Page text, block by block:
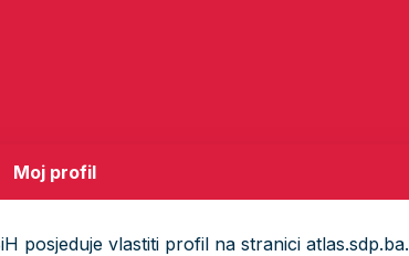
Moj profil
posjeduje vlastiti profil na stranici atlas.sdp.ba.